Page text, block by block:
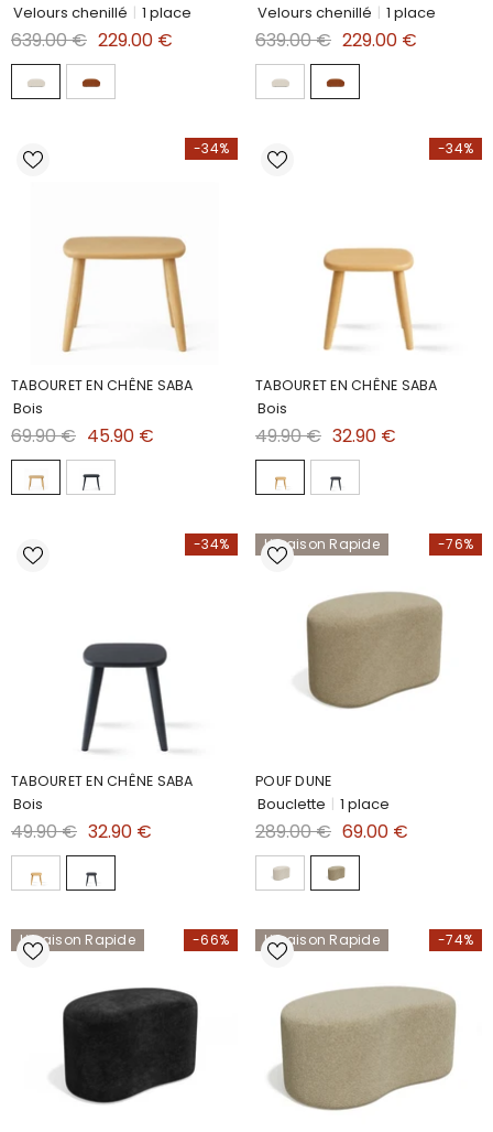
Velours chenillé | 1 place
639.00 € 229.00 €
Velours chenillé | 1 place
639.00 € 229.00 €
-34%
TABOURET EN CHÊNE SABA
Bois
69.90 € 45.90 €
-34%
TABOURET EN CHÊNE SABA
Bois
49.90 € 32.90 €
-34%
TABOURET EN CHÊNE SABA
Bois
49.90 € 32.90 €
-76%
Livraison Rapide
POUF DUNE
Bouclette | 1 place
289.00 € 69.00 €
-66%
Livraison Rapide -74%
Livraison Rapide